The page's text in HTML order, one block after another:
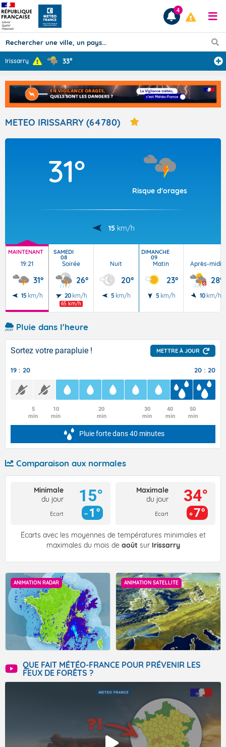
Prévisions
TOUS LES RÉSULTATS
Articles
4
Irissarry 33°
METEO IRISSARRY (64780)
31°
Risque d'orages
15 km/h
MAINTENANT
19:21
31°
15 km/h
SAMEDI
08
Soirée
26°
20 km/h
65 km/h
Nuit
20°
5 km/h
DIMANCHE
09
Matin
23°
5 km/h
Après-midi
28°
10 km/h
Pluie dans l'heure
Sortez votre parapluie ! METTRE À JOUR
19 : 20 20 : 20
5
min
10
min
20
min
30
min
40
min
50
min
Pluie fortedans 40 minutes
Comparaison aux normales
Minimale
du jour
Ecart
15°
1°
Maximale
du jour
Ecart
34°
7°
Écarts avec les moyennes de températures minimales et
maximales du mois de août sur Irissarry
ANIMATION RADAR ANIMATION SATELLITE
QUE FAIT MÉTÉO-FRANCE POUR PRÉVENIR LES
FEUX DE FORÊTS ?